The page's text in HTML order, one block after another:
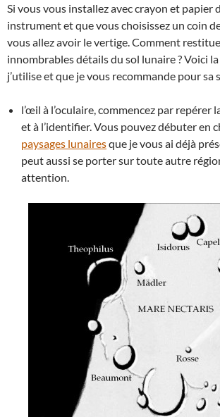
Si vous vous installez avec crayon et papier
instrument et que vous choisissez un coin
vous allez avoir le vertige. Comment
innombrables détails du sol lunaire ? Voici
j’utilise et que je vous recommande pour sa
l’œil à l’oculaire, commencez par repérer
et à l’identifier. Vous pouvez débuter en
paysages lunairesque je vous ai déjà
peut aussi se porter sur toute autre
attention.